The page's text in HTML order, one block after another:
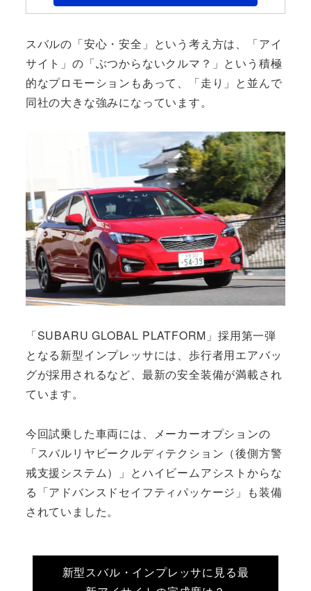
スバルの「安心・安全」という考え方は、「アイ
サイト」の「ぶつからないクルマ？」という積極
的なプロモーションもあって、「走り」と並んで
同社の大きな強みになっています。
「SUBARU GLOBAL PLATFORM」採用第一弾
となる新型インプレッサには、歩行者用エアバッ
グが採用されるなど、最新の安全装備が満載され
ています。
今回試乗した車両には、メーカーオプションの
「スバルリヤビークルディテクション（後側方警
戒支援システム）」とハイビームアシストからな
る「アドバンスドセイフティパッケージ」も装備
されていました。
新型スバル・インプレッサに見る最